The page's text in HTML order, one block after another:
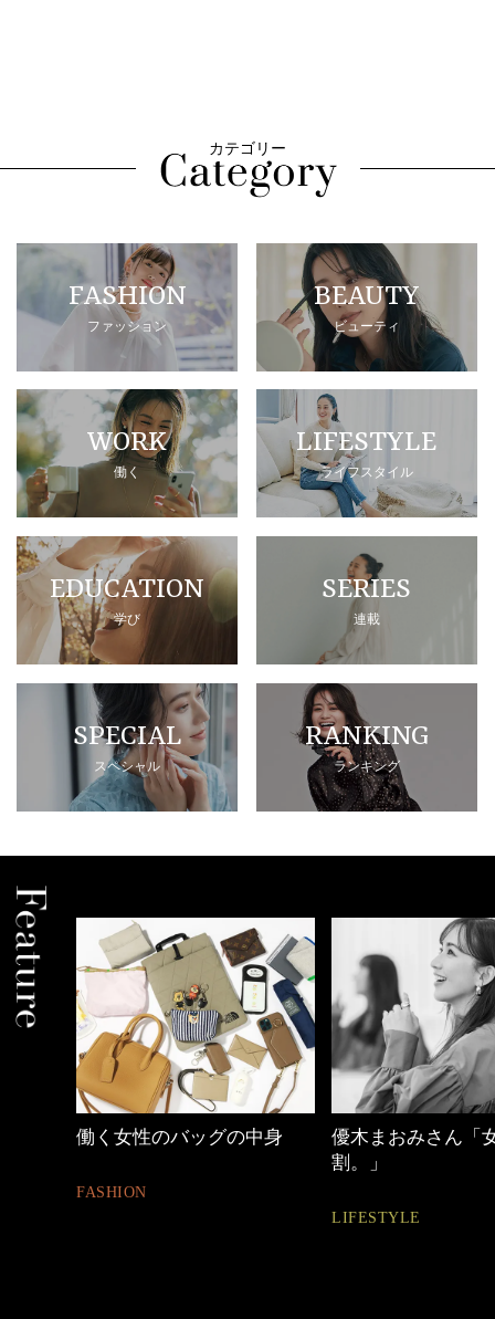
カテゴリー
FASHION
ファッション
BEAUTY
ビューティ
WORK
働く
LIFESTYLE
ライフスタイル
EDUCATION
学び
SERIES
連載
SPECIAL
スペシャル
RANKING
ランキング
働く女性のバッグの中身
FASHION
優木まおみさん「
割。」
LIFESTYLE